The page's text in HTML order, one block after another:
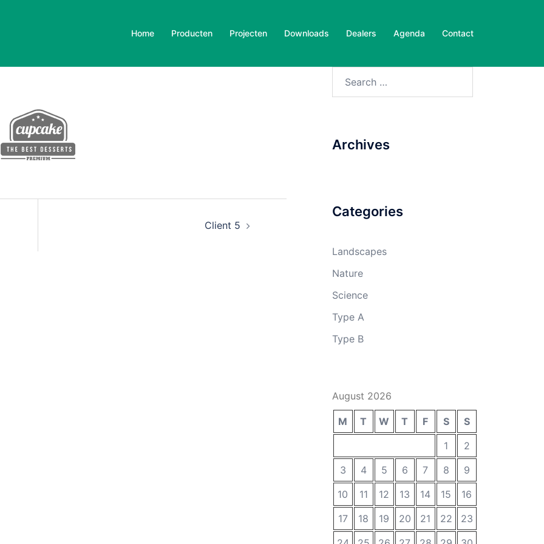
Home Producten Projecten Downloads Dealers Agenda Contact
Client 5
Archives
Categories
Landscapes
Nature
Science
Type A
Type B
August 2026
M T W T F S
S
1
2
3
4 5 6 7 8
9
10
11 12 13 14 15
16
17
18 19 20 21 22
23